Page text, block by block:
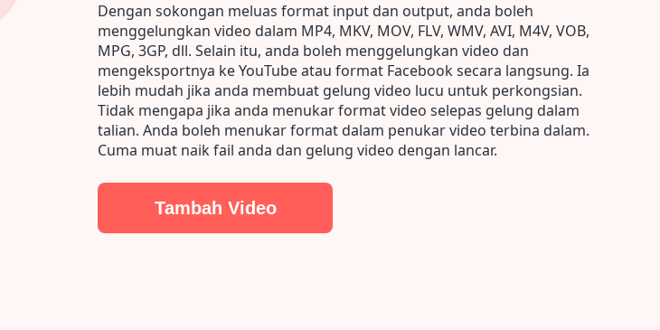
Dengan sokongan meluas format input dan output, anda boleh
menggelungkan video dalam MP4, MKV, MOV, FLV, WMV, AVI, M4V, VOB,
MPG, 3GP, dll. Selain itu, anda boleh menggelungkan video dan
mengeksportnya ke YouTube atau format Facebook secara langsung. Ia
lebih mudah jika anda membuat gelung video lucu untuk perkongsian.
Tidak mengapa jika anda menukar format video selepas gelung dalam
talian. Anda boleh menukar format dalam penukar video terbina dalam.
Cuma muat naik fail anda dan gelung video dengan lancar.
Tambah Video